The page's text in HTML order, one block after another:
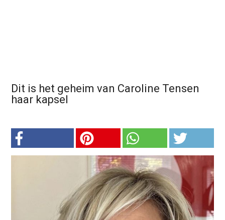
Dit is het geheim van Caroline Tensen
haar kapsel